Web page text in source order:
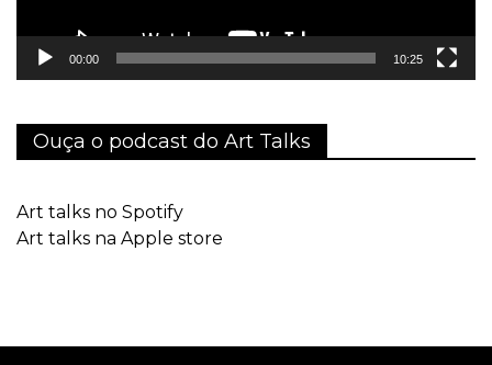
00:00 10:25
Ouça o podcast do Art Talks
Art talks no Spotify
Art talks na Apple store